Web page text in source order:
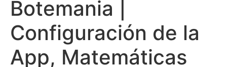
Botemania |
Configuración de la
App, Matemáticas